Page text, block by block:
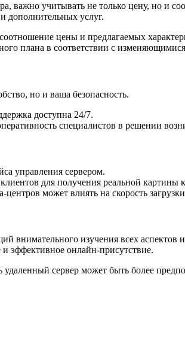
важно учитывать не только цену, но и
дополнительных услуг.
цены и предлагаемых
плана в соответствии с
но и ваша безопасность.
доступна 24/7.
специалистов в решении
управления сервером.
для получения реальной картины
центров может влиять на скорость
внимательного изучения всех
эффективное онлайн-присутствие.
сервер может быть более